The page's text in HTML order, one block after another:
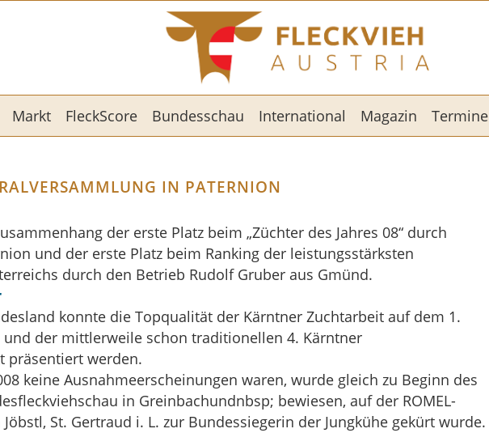
Markt FleckScore Bundesschau International Magazin Termine
IN PATERNION
der erste Platz beim „Züchter des Jahres 08“ durch
und der erste Platz beim Ranking der leistungsstärksten
durch den Betrieb Rudolf Gruber aus Gmünd.
konnte die Topqualität der Kärntner Zuchtarbeit auf dem 1.
der mittlerweile schon traditionellen 4. Kärntner
präsentiert werden.
keine Ausnahmeerscheinungen waren, wurde gleich zu Beginn des
in Greinbachundnbsp; bewiesen, auf der ROMEL-
Jöbstl, St. Gertraud i. L. zur Bundessiegerin der Jungkühe gekürt wurde.